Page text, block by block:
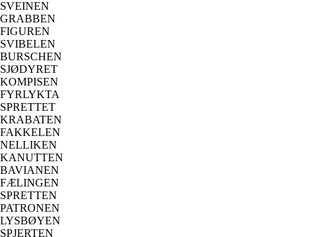
SVEINEN
GRABBEN
FIGUREN
SVIBELEN
BURSCHEN
SJØDYRET
KOMPISEN
FYRLYKTA
SPRETTET
KRABATEN
FAKKELEN
NELLIKEN
KANUTTEN
BAVIANEN
FÆLINGEN
SPRETTEN
PATRONEN
LYSBØYEN
SPJERTEN